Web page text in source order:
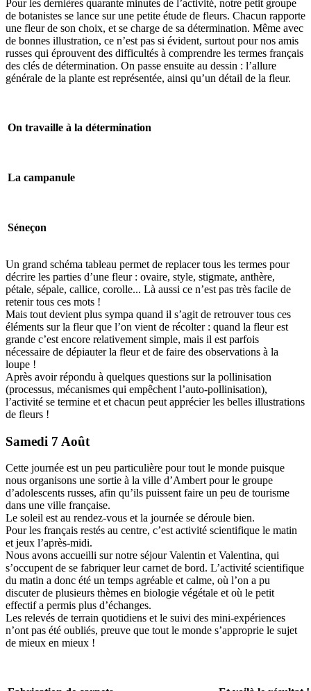
Pour les dernières quarante minutes de l’activité, notre petit groupe
de botanistes se lance sur une petite étude de fleurs. Chacun rapporte
une fleur de son choix, et se charge de sa détermination. Même avec
de bonnes illustration, ce n’est pas si évident, surtout pour nos amis
russes qui éprouvent des difficultés à comprendre les termes français
des clés de détermination. On passe ensuite au dessin : l’allure
générale de la plante est représentée, ainsi qu’un détail de la fleur.
On travaille à la détermination
La campanule
Séneçon
Un grand schéma tableau permet de replacer tous les termes pour
décrire les parties d’une fleur : ovaire, style, stigmate, anthère,
pétale, sépale, callice, corolle... Là aussi ce n’est pas très facile de
retenir tous ces mots !
Mais tout devient plus sympa quand il s’agit de retrouver tous ces
éléments sur la fleur que l’on vient de récolter : quand la fleur est
grande c’est encore relativement simple, mais il est parfois
nécessaire de dépiauter la fleur et de faire des observations à la
loupe !
Après avoir répondu à quelques questions sur la pollinisation
(processus, mécanismes qui empêchent l’auto-pollinisation),
l’activité se termine et et chacun peut apprécier les belles illustrations
de fleurs !
Samedi 7 Août
Cette journée est un peu particulière pour tout le monde puisque
nous organisons une sortie à la ville d’Ambert pour le groupe
d’adolescents russes, afin qu’ils puissent faire un peu de tourisme
dans une ville française.
Le soleil est au rendez-vous et la journée se déroule bien.
Pour les français restés au centre, c’est activité scientifique le matin
et jeux l’après-midi.
Nous avons accueilli sur notre séjour Valentin et Valentina, qui
s’occupent de se fabriquer leur carnet de bord. L’activité scientifique
du matin a donc été un temps agréable et calme, où l’on a pu
discuter de plusieurs thèmes en biologie végétale et où le petit
effectif a permis plus d’échanges.
Les relevés de terrain quotidiens et le suivi des mini-expériences
n’ont pas été oubliés, preuve que tout le monde s’approprie le sujet
de mieux en mieux !